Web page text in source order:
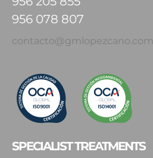
956 078 807
contacto@gmlopezcano.com
SPECIALIST TREATMENTS